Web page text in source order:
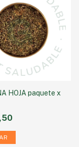
HOJA paquete x